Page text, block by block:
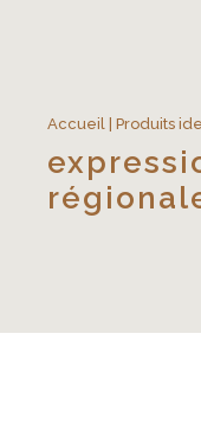
Accueil | Produits